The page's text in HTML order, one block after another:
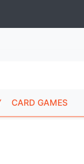
CARD GAMES